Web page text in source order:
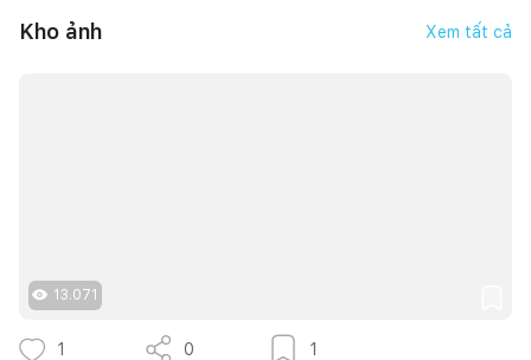
Kho ảnh Xem tất cả
13.071
1 0 1